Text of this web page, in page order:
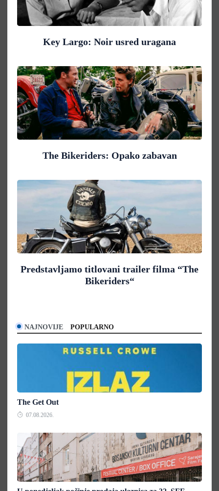
Key Largo: Noir usred uragana
The Bikeriders: Opako zabavan
Predstavljamo titlovani trailer filma “The
Bikeriders“
NAJNOVIJE POPULARNO
The Get Out
07.08.2026.